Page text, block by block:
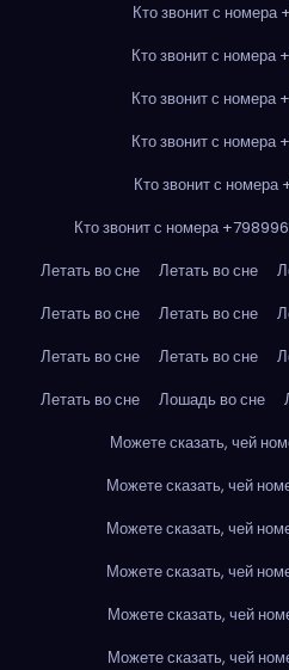
Кто звонит с
Кто звонит с
Кто звонит с
Кто звонит с
Кто звонит с
Кто звонит с номера
Летать во сне
Летать во сне
Летать во сне
Летать во сне
Летать во сне
Летать во сне
Летать во сне
Лошадь во сне
Можете сказать, чей
Можете сказать, чей
Можете сказать, чей
Можете сказать, чей
Можете сказать, чей
Можете сказать, чей